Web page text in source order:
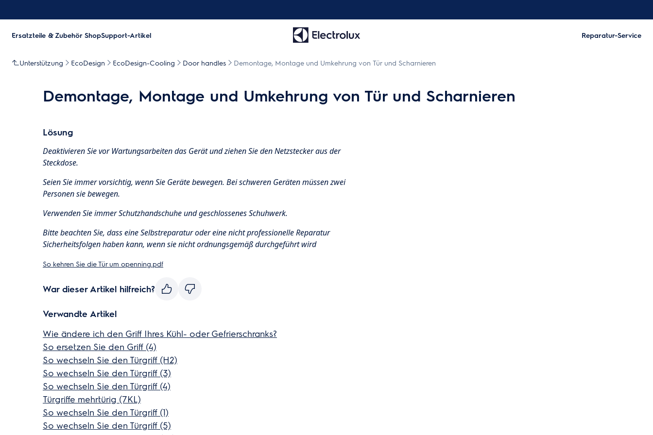
Ersatzteile & Zubehör ShopSupport-Artikel Reparatur-Service
Unterstützung EcoDesign EcoDesign-Cooling Door handles Demontage, Montage und Umkehrung von Tür und Scharnieren
Demontage, Montage und Umkehrung von Tür und Scharnieren
Lösung
Deaktivieren Sie vor Wartungsarbeiten das Gerät und ziehen Sie den Netzstecker aus der
Steckdose.
Seien Sie immer vorsichtig, wenn Sie Geräte bewegen. Bei schweren Geräten müssen zwei
Personen sie bewegen.
Verwenden Sie immer Schutzhandschuhe und geschlossenes Schuhwerk.
Bitte beachten Sie, dass eine Selbstreparatur oder eine nicht professionelle Reparatur
Sicherheitsfolgen haben kann, wenn sie nicht ordnungsgemäß durchgeführt wird
So kehren Sie die Tür um openning.pdf
War dieser Artikel hilfreich?
Verwandte Artikel
Wie ändere ich den Griff Ihres Kühl- oder Gefrierschranks?
So ersetzen Sie den Griff (4)
So wechseln Sie den Türgriff (H2)
So wechseln Sie den Türgriff (3)
So wechseln Sie den Türgriff (4)
Türgriffe mehrtürig (7KL)
So wechseln Sie den Türgriff (1)
So wechseln Sie den Türgriff (5)